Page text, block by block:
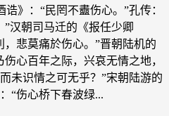
》：“民罔不衋伤心。”孔传：
”汉朝司马迁的《报任少卿
，悲莫痛於伤心。”晋朝陆机的
伤心百年之际，兴哀无情之地，
未识情之可无乎？”宋朝陆游的
“伤心桥下春波绿...